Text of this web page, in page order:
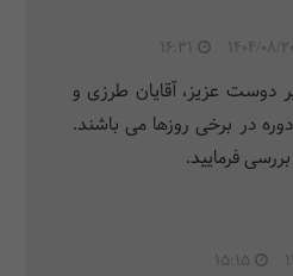
1404/08/20
16:31
دوست عزیز، آقایان طرزی و
در برخی روزها می باشند.
فرمایید.
15:15